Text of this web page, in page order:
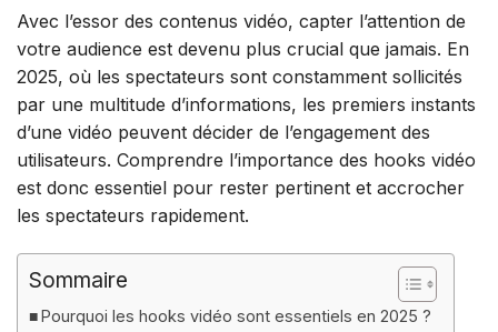
Avec l’essor des contenus vidéo, capter l’attention de
votre audience est devenu plus crucial que jamais. En
2025, où les spectateurs sont constamment sollicités
par une multitude d’informations, les premiers instants
d’une vidéo peuvent décider de l’engagement des
utilisateurs. Comprendre l’importance des hooks vidéo
est donc essentiel pour rester pertinent et accrocher
les spectateurs rapidement.
Sommaire
Pourquoi les hooks vidéo sont essentiels en 2025 ?